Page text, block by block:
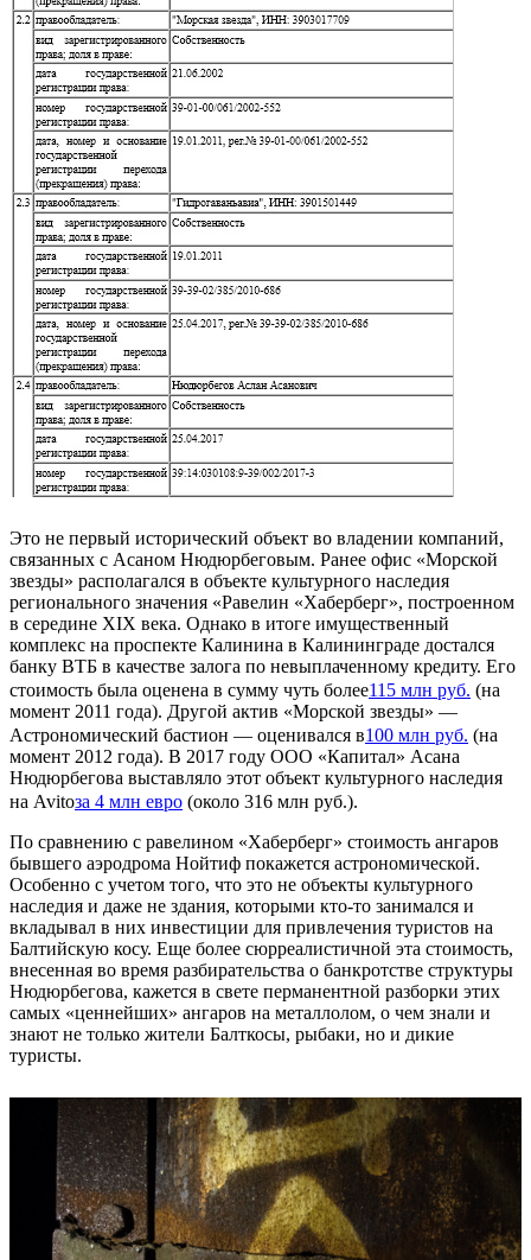
Это не первый исторический объект во владении компаний,
связанных с Асаном Нюдюрбеговым. Ранее офис «Морской
звезды» располагался в объекте культурного наследия
регионального значения «Равелин «Хаберберг», построенном
в середине XIX века. Однако в итоге имущественный
комплекс на проспекте Калинина в Калининграде достался
банку ВТБ в качестве залога по невыплаченному кредиту. Его
стоимость была оценена в сумму чуть более115 млн руб. (на
момент 2011 года). Другой актив «Морской звезды» —
Астрономический бастион — оценивался в100 млн руб. (на
момент 2012 года). В 2017 году ООО «Капитал» Асана
Нюдюрбегова выставляло этот объект культурного наследия
на Avitoза 4 млн евро (около 316 млн руб.).
По сравнению с равелином «Хаберберг» стоимость ангаров
бывшего аэродрома Нойтиф покажется астрономической.
Особенно с учетом того, что это не объекты культурного
наследия и даже не здания, которыми кто-то занимался и
вкладывал в них инвестиции для привлечения туристов на
Балтийскую косу. Еще более сюрреалистичной эта стоимость,
внесенная во время разбирательства о банкротстве структуры
Нюдюрбегова, кажется в свете перманентной разборки этих
самых «ценнейших» ангаров на металлолом, о чем знали и
знают не только жители Балткосы, рыбаки, но и дикие
туристы.